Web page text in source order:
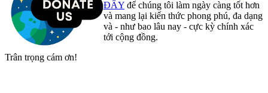
ĐÂY để chúng tôi làm ngày càng tốt hơn
và mang lại kiến thức phong phú, đa dạng
và - như bao lâu nay - cực kỳ chính xác
tới cộng đồng.
Trân trọng cám ơn!